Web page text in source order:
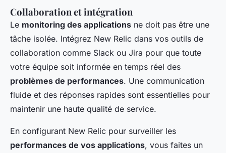
Collaboration et intégration
Le monitoring des applications ne doit pas être une
tâche isolée. Intégrez New Relic dans vos outils de
collaboration comme Slack ou Jira pour que toute
votre équipe soit informée en temps réel des
problèmes de performances. Une communication
fluide et des réponses rapides sont essentielles pour
maintenir une haute qualité de service.
En configurant New Relic pour surveiller les
performances de vos applications, vous faites un